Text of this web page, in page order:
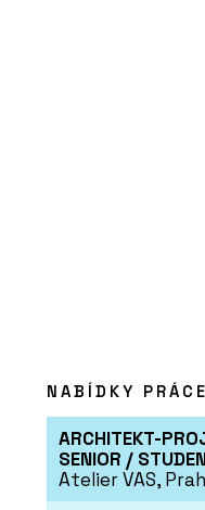
NABÍDKY PRÁCE
ARCHITEKT-
SENIOR /
Atelier VAS,